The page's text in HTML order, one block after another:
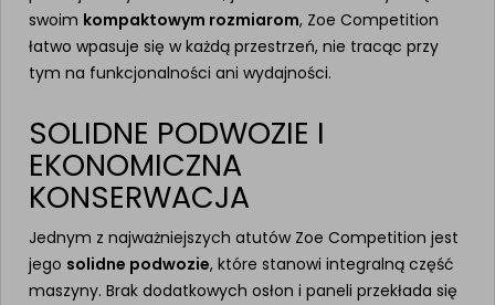
swoim kompaktowym rozmiarom, Zoe Competition
łatwo wpasuje się w każdą przestrzeń, nie tracąc przy
tym na funkcjonalności ani wydajności.
SOLIDNE PODWOZIE I
EKONOMICZNA
KONSERWACJA
Jednym z najważniejszych atutów Zoe Competition jest
jego solidne podwozie, które stanowi integralną część
maszyny. Brak dodatkowych osłon i paneli przekłada się